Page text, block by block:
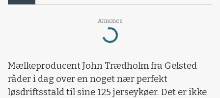
Annonce
Loading...
Mælkeproducent John Trædholm fra Gelsted
råder i dag over en noget nær perfekt
løsdriftsstald til sine 125 jerseykøer. Det er ikke